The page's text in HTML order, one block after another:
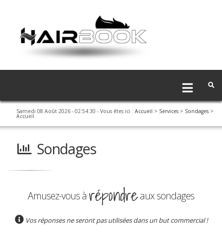
Samedi 08 Août 2026 - 02:54:30 - Vous êtes ici : Accueil > Services > Sondages >
Accueil
Sondages
Amusez-vous à répondreaux sondages
Vos réponses ne seront pas utilisées dans un but commercial !